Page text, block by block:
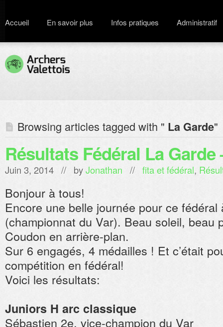
Accueil En savoir plus Infos pratiques Administratif
Browsing articles tagged with " La Garde"
Résultats Fédéral La Garde
Juin 3, 2014 // byJonathan // fita et fédéral,
Bonjour à tous!
Encore une belle journée pour ce fédéral
(championnat du Var). Beau soleil, beau
Coudon en arrière-plan.
Sur 6 engagés, 4 médailles ! Et c’était
compétition en fédéral!
Voici les résultats:
Juniors H arc classique
Sébastien 2e, vice-champion du Var